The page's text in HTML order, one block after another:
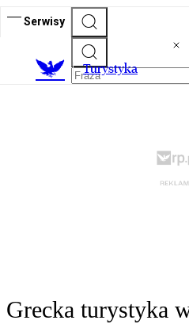
Serwisy
Turystyka
Grecka turystyka